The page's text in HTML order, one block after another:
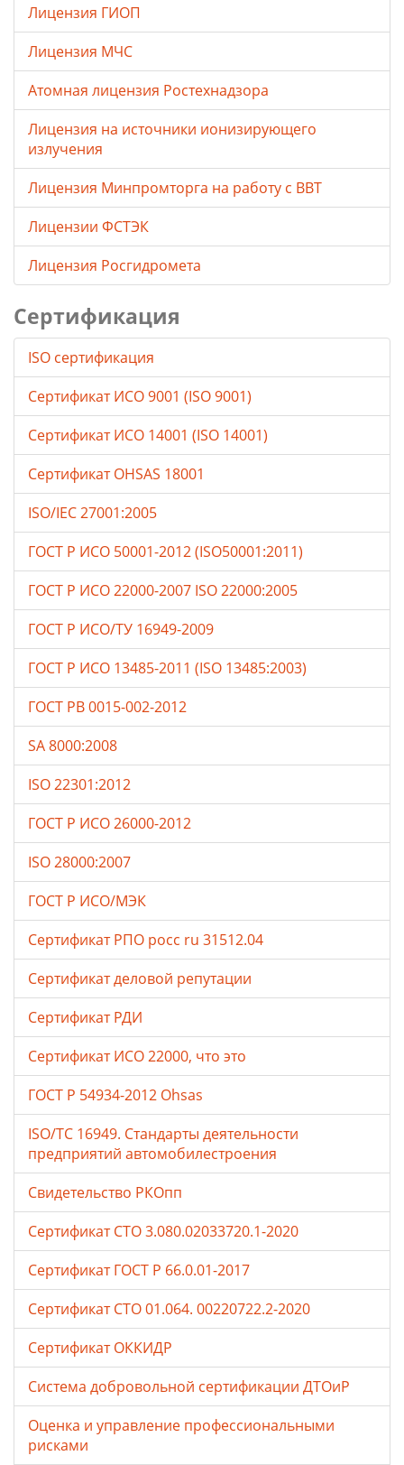
Лицензия ГИОП
Лицензия МЧС
Атомная лицензия Ростехнадзора
Лицензия на источники ионизирующего
излучения
Лицензия Минпромторга на работу с ВВТ
Лицензии ФСТЭК
Лицензия Росгидромета
Сертификация
ISO сертификация
Сертификат ИСО 9001 (ISO 9001)
Сертификат ИСО 14001 (ISO 14001)
Сертификат OHSAS 18001
ISO/IEC 27001:2005
ГОСТ Р ИСО 50001-2012 (ISO50001:2011)
ГОСТ Р ИСО 22000-2007 ISO 22000:2005
ГОСТ Р ИСО/ТУ 16949-2009
ГОСТ Р ИСО 13485-2011 (ISO 13485:2003)
ГОСТ РВ 0015-002-2012
SA 8000:2008
ISO 22301:2012
ГОСТ Р ИСО 26000-2012
ISO 28000:2007
ГОСТ Р ИСО/МЭК
Сертификат РПО росс ru 31512.04
Сертификат деловой репутации
Сертификат РДИ
Сертификат ИСО 22000, что это
ГОСТ Р 54934-2012 Ohsas
ISO/TC 16949. Стандарты деятельности
предприятий автомобилестроения
Свидетельство РКОпп
Сертификат СТО 3.080.02033720.1-2020
Сертификат ГОСТ Р 66.0.01-2017
Сертификат СТО 01.064. 00220722.2-2020
Сертификат ОККИДР
Система добровольной сертификации ДТОиР
Оценка и управление профессиональными
рисками